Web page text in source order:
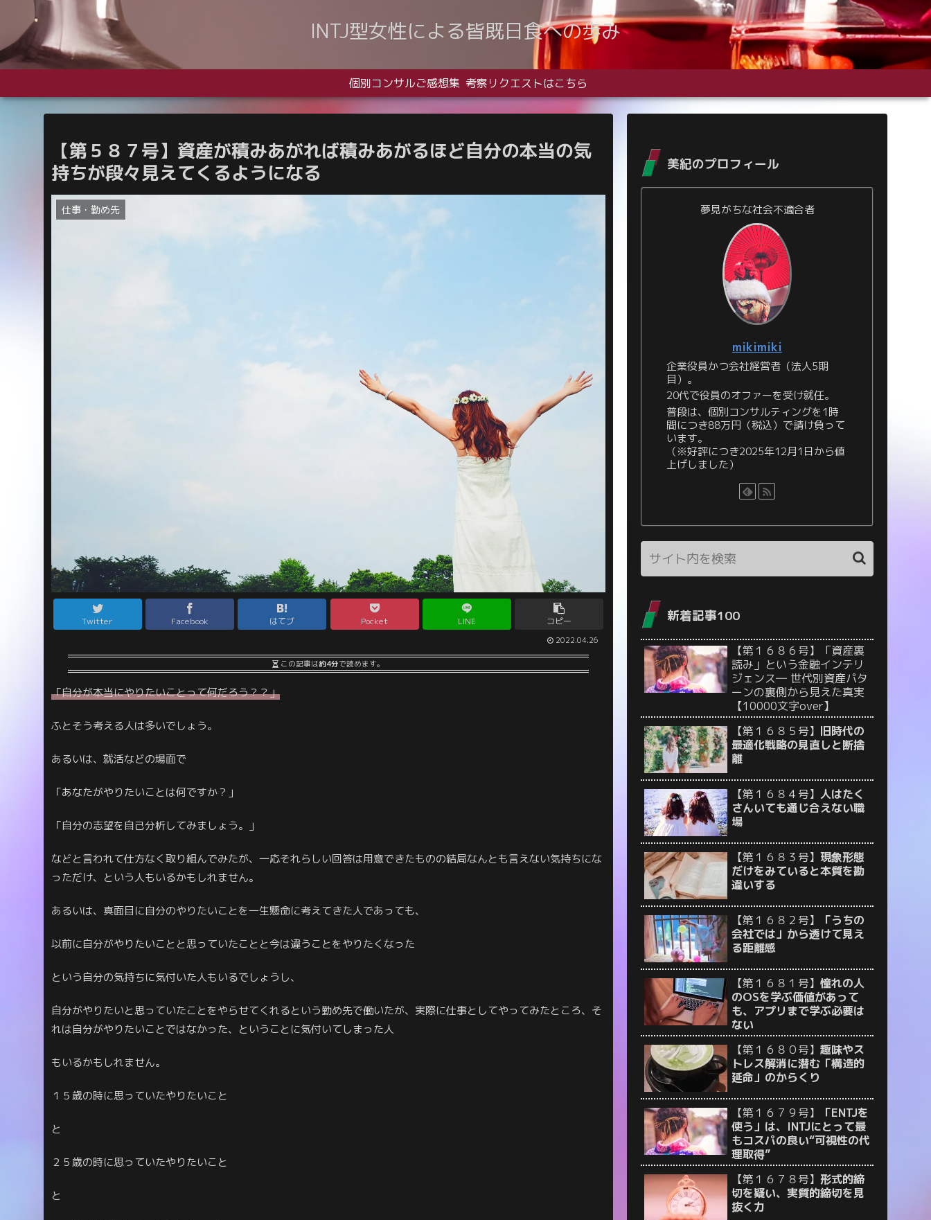
INTJ型女性による皆既日食への歩み
個別コンサルご感想集 考察リクエストはこちら
【第５８７号】資産が積みあがれば積みあがるほど自分の本当の気
持ちが段々見えてくるようになる
仕事・勤め先
Twitter Facebook はてブ Pocket LINE コピー
2022.04.26
この記事は約4分で読めます。
「自分が本当にやりたいことって何だろう？？」
ふとそう考える人は多いでしょう。
あるいは、就活などの場面で
「あなたがやりたいことは何ですか？」
「自分の志望を自己分析してみましょう。」
などと言われて仕方なく取り組んでみたが、一応それらしい回答は用意できたものの結局なんとも言えない気持ちにな
っただけ、という人もいるかもしれません。
あるいは、真面目に自分のやりたいことを一生懸命に考えてきた人であっても、
以前に自分がやりたいことと思っていたことと今は違うことをやりたくなった
という自分の気持ちに気付いた人もいるでしょうし、
自分がやりたいと思っていたことをやらせてくれるという勤め先で働いたが、実際に仕事としてやってみたところ、そ
れは自分がやりたいことではなかった、ということに気付いてしまった人
もいるかもしれません。
１５歳の時に思っていたやりたいこと
と
２５歳の時に思っていたやりたいこと
と
美紀のプロフィール
夢見がちな社会不適合者
mikimiki
企業役員かつ会社経営者（法人5期
目）。
20代で役員のオファーを受け就任。
普段は、個別コンサルティングを1時
間につき88万円（税込）で請け負って
います。
（※好評につき2025年12月1日から値
上げしました）
新着記事100
【第１６８６号】「資産裏
読み」という金融インテリ
ジェンス― 世代別資産パタ
ーンの裏側から見えた真実
【10000文字over】
【第１６８５号】 旧時代の
最適化戦略の見直しと断捨
離
【第１６８４号】 人はたく
さんいても通じ合えない職
場
【第１６８３号】 現象形態
だけをみていると本質を勘
違いする
【第１６８２号】
「うちの
会社では」から透けて見え
る距離感
【第１６８１号】 憧れの人
のOSを学ぶ価値があって
も、アプリまで学ぶ必要は
ない
【第１６８０号】 趣味やス
トレス解消に潜む「構造的
延命」のからくり
【第１６７９号】
「ENTJを
使う」は、INTJにとって最
もコスパの良い“可視性の代
理取得”
【第１６７８号】 形式的締
切を疑い、実質的締切を見
抜く力